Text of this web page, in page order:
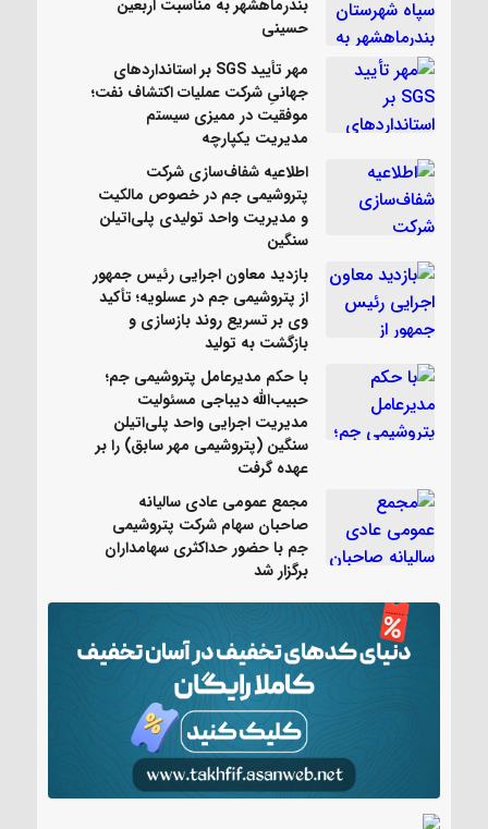
بندرماهشهر به مناسبت اربعین
حسینی
مهر تأیید SGS بر استانداردهای
جهانیِ شرکت عملیات اکتشاف نفت؛
موفقیت در ممیزی سیستم
مدیریت یکپارچه
اطلاعیه شفاف‌سازی شرکت
پتروشیمی جم در خصوص مالکیت
و مدیریت واحد تولیدی پلی‌اتیلن
سنگین
بازدید معاون اجرایی رئیس جمهور
از پتروشیمی جم در عسلویه؛ تأکید
وی بر تسریع روند بازسازی و
بازگشت به تولید
با حکم مدیرعامل پتروشیمی جم؛
حبیب‌الله دیباجی مسئولیت
مدیریت اجرایی واحد پلی‌اتیلن
سنگین (پتروشیمی مهر سابق) را بر
عهده گرفت
مجمع عمومی عادی سالیانه
صاحبان سهام شرکت پتروشیمی
جم با حضور حداکثری سهامداران
برگزار شد